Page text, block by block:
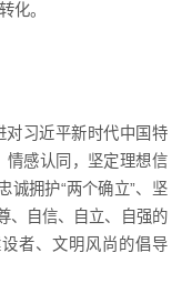
化。
习近平新时代中国特
情感认同，坚定理想信
诚拥护“两个确立”、坚
、自信、自立、自强的
者、文明风尚的倡导